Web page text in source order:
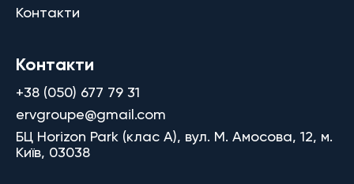
Контакти
Контакти
+38 (050) 677 79 31
ervgroupe@gmail.com
БЦ Horizon Park (клас A), вул. М. Амосова, 12, м.
Київ, 03038